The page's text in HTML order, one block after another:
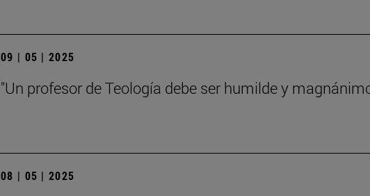
09 | 05 | 2025
"Un profesor de Teología debe ser humilde y
08 | 05 | 2025